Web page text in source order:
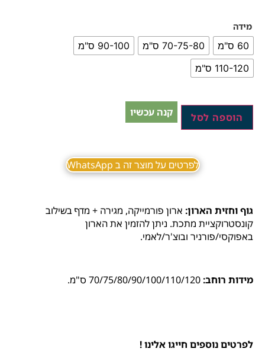
מידה
60 ס"מ 70-75-80 ס"מ
90-100 ס"מ
110-120 ס"מ
קנה עכשיו הוספה לסל
לפרטים על מוצר זה ב WhatsApp
גוף וחזית הארון: ארון פורמייקה, מגירה + מדף בשילוב
קונסטרוקציית מתכת. ניתן להזמין את הארון
באפוקסי/פורניר ובוצ'ר/לאמי.
מידות רוחב:70/75/80/90/100/110/120 ס"מ.
לפרטים נוספים חייגו אלינו !